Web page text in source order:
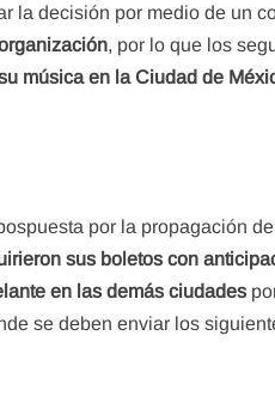
la decisión por medio de un
, por lo que los
música en la Ciudad de
por la propagación
sus boletos con
en las demás ciudades
se deben enviar los